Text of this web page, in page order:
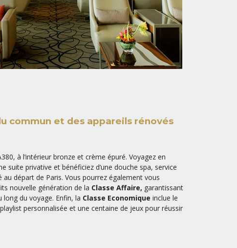
commun et des appareils rénovés
à l’intérieur bronze et crème épuré. Voyagez en
suite privative et bénéficiez d’une douche spa, service
départ de Paris. Vous pourrez également vous
nouvelle génération de la Classe Affaire, garantissant
du voyage. Enfin, la Classe Economique inclue le
personnalisée et une centaine de jeux pour réussir